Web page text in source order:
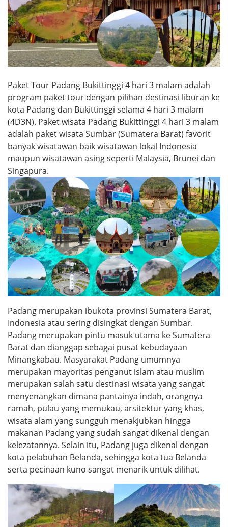
Paket Tour Padang Bukittinggi 4 hari 3 malam adalah
program paket tour dengan pilihan destinasi liburan ke
kota Padang dan Bukittinggi selama 4 hari 3 malam
(4D3N). Paket wisata Padang Bukittinggi 4 hari 3 malam
adalah paket wisata Sumbar (Sumatera Barat) favorit
banyak wisatawan baik wisatawan lokal Indonesia
maupun wisatawan asing seperti Malaysia, Brunei dan
Singapura.
Padang merupakan ibukota provinsi Sumatera Barat,
Indonesia atau sering disingkat dengan Sumbar.
Padang merupakan pintu masuk utama ke Sumatera
Barat dan dianggap sebagai pusat kebudayaan
Minangkabau. Masyarakat Padang umumnya
merupakan mayoritas penganut islam atau muslim
merupakan salah satu destinasi wisata yang sangat
menyenangkan dimana pantainya indah, orangnya
ramah, pulau yang memukau, arsitektur yang khas,
wisata alam yang sungguh menakjubkan hingga
makanan Padang yang sudah sangat dikenal dengan
kelezatannya. Selain itu, Padang juga dikenal dengan
kota pelabuhan Belanda, sehingga kota tua Belanda
serta pecinaan kuno sangat menarik untuk dilihat.